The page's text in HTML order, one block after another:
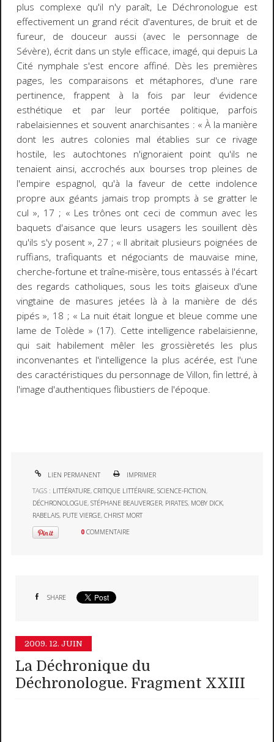
plus complexe qu'il n'y paraît, Le Déchronologue est
effectivement un grand récit d'aventures, de bruit et de
fureur, de douceur aussi (avec le personnage de
Sévère), écrit dans un style efficace, imagé, qui depuis La
Cité nymphale s'est encore affiné. Dès les premières
pages, les comparaisons et métaphores, d'une rare
pertinence, frappent à la fois par leur évidence
esthétique et par leur portée politique, parfois
rabelaisiennes et souvent anarchisantes : « À la manière
dont les autres colonies mal établies sur ce rivage
hostile, les autochtones n'ignoraient point qu'ils ne
tenaient ainsi, accrochés aux bourses trop pleines de
l'empire espagnol, qu'à la faveur de cette indolence
propre aux géants jamais trop prompts à se gratter le
cul », 17 ; « Les trônes ont ceci de commun avec les
baquets d'aisance que leurs usagers les souillent dès
qu'ils s'y posent », 27 ; « Il abritait plusieurs poignées de
ruffians, trafiquants et négociants de mauvaise mine,
cherche-fortune et traîne-misère, tous entassés à l'écart
des regards catholiques, sous les toits glaiseux d'une
vingtaine de masures jetées là à la manière de dés
pipés », 18 ; « La nuit était longue et bleue comme une
lame de Tolède » (17). Cette intelligence rabelaisienne,
qui sait habilement mêler les grossièretés les plus
inconvenantes et l'intelligence la plus acérée, est l'une
des caractéristiques du personnage de Villon, fin lettré, à
l'image d'authentiques flibustiers de l'époque.
LIEN PERMANENT
IMPRIMER
TAGS : LITTÉRATURE,CRITIQUE LITTÉRAIRE,SCIENCE-FICTION,
DÉCHRONOLOGUE,STÉPHANE BEAUVERGER, PIRATES, MOBY DICK,
RABELAIS, PUTE VIERGE,CHRIST MORT
0 COMMENTAIRE
SHARE
2009. 12. JUIN
La Déchronique du
Déchronologue. Fragment XXIII